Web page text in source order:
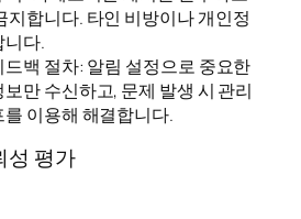
지합니다. 타인 비방이나 개인정
니다.
드백 절차: 알림 설정으로 중요한
만 수신하고, 문제 발생 시 관리
이용해 해결합니다.
성 평가